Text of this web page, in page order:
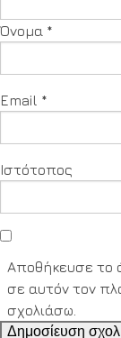
Όνομα *
Email *
Ιστότοπος
Αποθήκευσε το
σε αυτόν τον
σχολιάσω.